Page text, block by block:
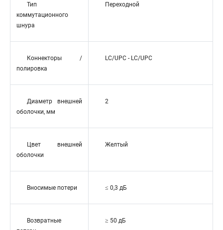
Тип
коммутационного
шнура
Переходной
Коннекторы /
полировка
LC/UPC - LC/UPC
Диаметр внешней
оболочки, мм
2
Цвет внешней
оболочки
Желтый
Вносимые потери ≤ 0,3 дБ
Возвратные
≥ 50 дБ